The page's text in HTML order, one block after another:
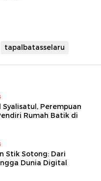
program Tapal
di beberapa
terus berita tentang
tapalbatasselaru
Syalisatul, Perempuan
Rumah Batik di
Stik Sotong: Dari
Dunia Digital